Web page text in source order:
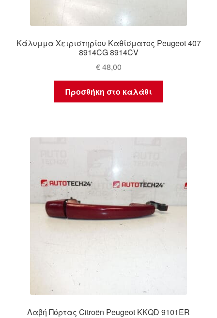
Κάλυμμα Χειριστηρίου Καθίσματος Peugeot 407
8914CG 8914CV
€48,00
Προσθήκη στο καλάθι
Λαβή Πόρτας Citroën Peugeot KKQD 9101ER